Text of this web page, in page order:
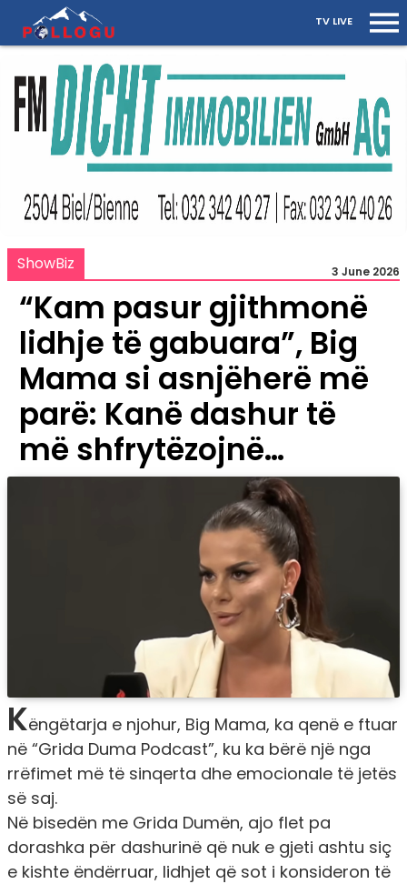
TV LIVE
ShowBiz 3 June 2026
“Kam pasur gjithmonë
lidhje të gabuara”, Big
Mama si asnjëherë më
parë: Kanë dashur të
më shfrytëzojnë…
Këngëtarja e njohur, Big Mama, ka qenë e ftuar
në “Grida Duma Podcast”, ku ka bërë një nga
rrëfimet më të sinqerta dhe emocionale të jetës
së saj.
Në bisedën me Grida Dumën, ajo flet pa
dorashka për dashurinë që nuk e gjeti ashtu siç
e kishte ëndërruar, lidhjet që sot i konsideron të